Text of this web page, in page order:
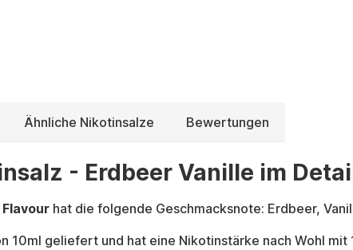
Ähnliche Nikotinsalze Bewertungen
- Erdbeer Vanille im
hat die folgende Geschmacksnote: Erdbeer,
10ml geliefert und hat eine Nikotinstärke nach Wohl